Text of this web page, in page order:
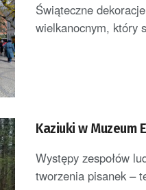
Świąteczne
wielkanocnym, który
Kaziuki w Muzeum
Występy zespołów
tworzenia pisanek –